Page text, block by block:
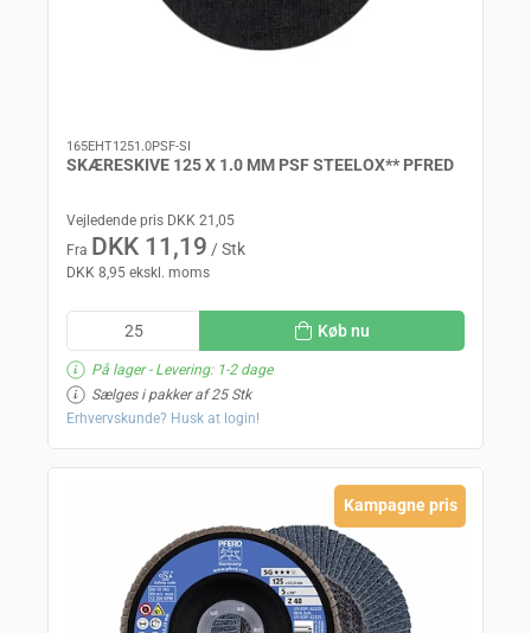
165EHT1251.0PSF-SI
SKÆRESKIVE 125 X 1.0 MM PSF STEELOX** PFRED
Vejledende pris DKK 21,05
Fra DKK 11,19 / Stk
DKK 8,95 ekskl. moms
Køb nu
På lager- Levering: 1-2 dage
Sælges i pakker af 25 Stk
Erhvervskunde? Husk at login!
Kampagne pris